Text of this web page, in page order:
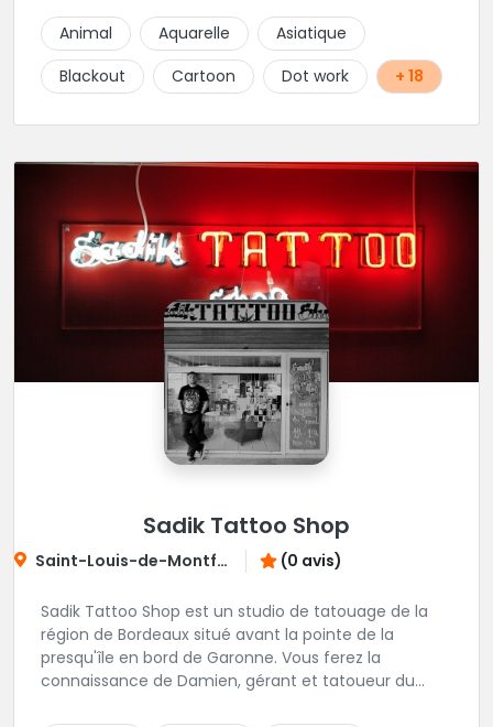
enfant et sympathique, vous pourrez demander
conseil pour votre tattoo. N'hésitez plus une seconde
pour rencontrer cette belle équipe !
Animal Aquarelle
Asiatique
Blackout
Cartoon Dot work + 18
Sadik Tattoo Shop
Saint-Louis-de-Montferrand (0 avis)
Sadik Tattoo Shop est un studio de tatouage de la
région de Bordeaux situé avant la pointe de la
presqu'île en bord de Garonne. Vous ferez la
connaissance de Damien, gérant et tatoueur du